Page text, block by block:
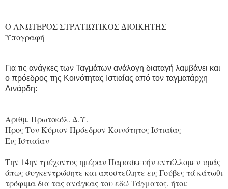
Ο ΑΝΩΤΕΡΟΣ ΣΤΡΑΤΙΩΤΙΚΟΣ ΔΙΟΙΚΗΤΗΣ
Υπογραφή
Για τις ανάγκες των Ταγμάτων ανάλογη διαταγή λαμβάνει και
ο πρόεδρος της Κοινότητας Ιστιαίας από τον ταγματάρχη
Λινάρδη:
Αριθμ. Πρωτοκόλ. Δ.Υ.
Προς Τον Κύριον Πρόεδρον Κοινότητος Ιστιαίας
Εις Ιστιαίαν
Την 14ην τρέχοντος ημέραν Παρασκευήν εντέλλομεν υμάς
όπως συγκεντρώσητε και αποστείλητε εις Γούβες τά κάτωθι
τρόφιμα δια τας ανάγκας του εδώ Τάγματος, ήτοι: